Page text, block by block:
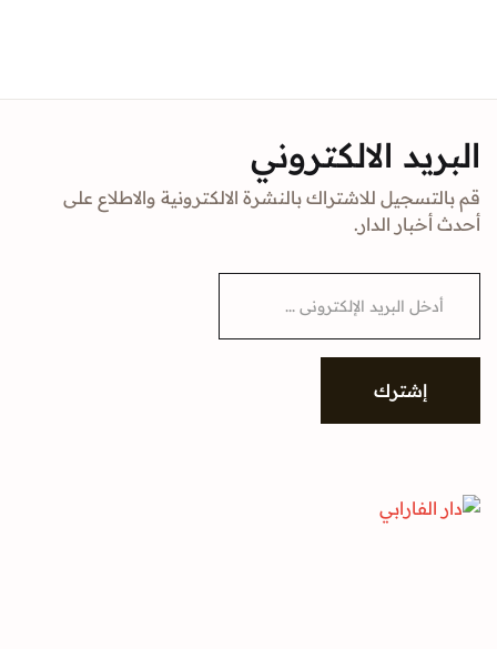
البريد الالكتروني
قم بالتسجيل للاشتراك بالنشرة الالكترونية والاطلاع على
أحدث أخبار الدار.
i
إشترك